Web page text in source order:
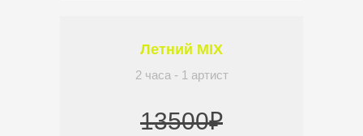
Летний MIX
2 часа - 1 артист
13500₽